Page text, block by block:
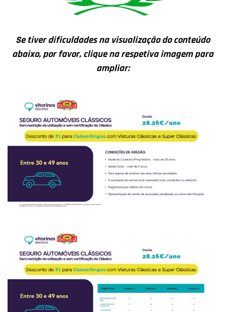
Se tiver dificuldades na visualização do conteúdo
abaixo, por favor, clique na respetiva imagem para
ampliar: